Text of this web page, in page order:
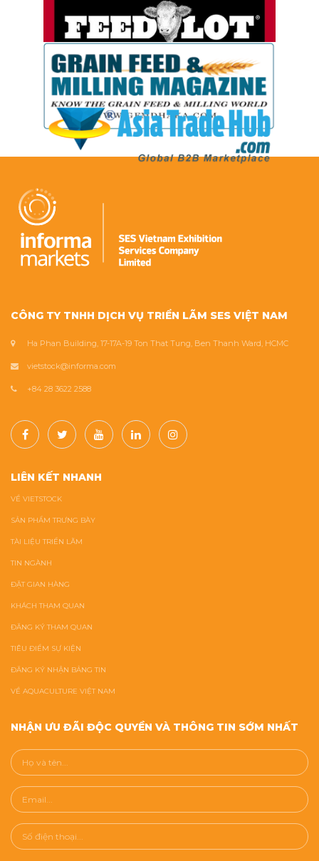
CÔNG TY TNHH DỊCH VỤ TRIỂN LÃM SES VIỆT NAM
Ha Phan Building, 17-17A-19 Ton That Tung, Ben Thanh Ward, HCMC
vietstock@informa.com
+84 28 3622 2588
LIÊN KẾT NHANH
VỀ VIETSTOCK
SẢN PHẨM TRƯNG BÀY
TÀI LIỆU TRIỂN LÃM
TIN NGÀNH
ĐẶT GIAN HÀNG
KHÁCH THAM QUAN
ĐĂNG KÝ THAM QUAN
TIÊU ĐIỂM SỰ KIỆN
ĐĂNG KÝ NHẬN BẢNG TIN
VỀ AQUACULTURE VIỆT NAM
NHẬN ƯU ĐÃI ĐỘC QUYỀN VÀ THÔNG TIN SỚM NHẤT